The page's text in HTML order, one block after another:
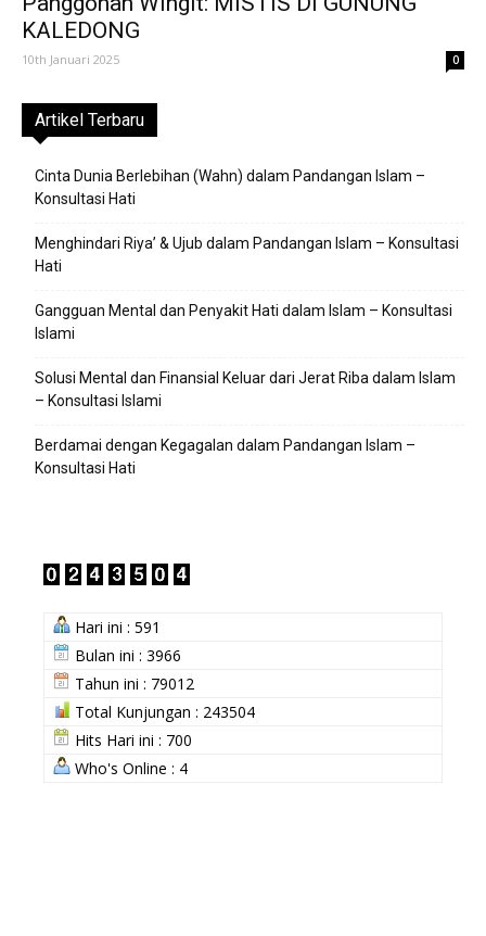
KALEDONG
10th Januari 2025 0
Artikel Terbaru
Cinta Dunia Berlebihan (Wahn) dalam Pandangan Islam –
Konsultasi Hati
Menghindari Riya’ & Ujub dalam Pandangan Islam – Konsultasi
Hati
Gangguan Mental dan Penyakit Hati dalam Islam – Konsultasi
Islami
Solusi Mental dan Finansial Keluar dari Jerat Riba dalam Islam
– Konsultasi Islami
Berdamai dengan Kegagalan dalam Pandangan Islam –
Konsultasi Hati
Hari ini : 591
Bulan ini : 3966
Tahun ini : 79012
Total Kunjungan : 243504
Hits Hari ini : 700
Who's Online : 4